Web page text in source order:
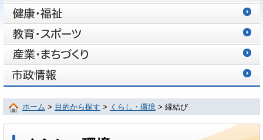
ホーム > 目的から探す > くらし・環境 > 縁結び